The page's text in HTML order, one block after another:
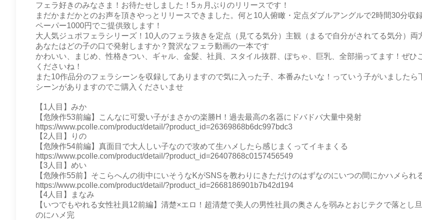
フェラ好きのみなさま！お待たせしました！5ヵ月ぶりのリリースです！
まだかまだかとのお声を頂きやっとリリースできました。何と10人俯瞰・定点ダブルアングルで2時間30分収
ペーパー1000円でご提供致します！
大人気ジュポフェラシリーズ！10人のフェラ抜きを定点（見てる気分）主観（まるで自分がされてる気分）両
あなたはどの子の口で発射しますか？贅沢なフェラ動画の一本です
かわいい、まじめ、性格きつい、ギャル、金髪、社員、スタイル抜群、ぽちゃ、巨乳、全部揃ってます！ぜひ
くださいね！
また10作品分のフェラシーンを収録してありますので気に入った子、本番みたいな！っていう子がいましたら
シーンがありますのでご購入くださいませ
【1人目】みか
【危険作53前編】こんなに可愛い子がまさかの楽勝H！過去最高の名器にドバドバ大量中発射
https://www.pcolle.com/product/detail/?product_id=26369868b6dc997bdc3
【2人目】りの
【危険作54前編】真面目で大人しい子なので攻めて生ハメしたら感じまくってイキまくる
https://www.pcolle.com/product/detail/?product_id=26407868c0157456549
【3人目】めい
【危険作55前】そこらへんの街中にいそうなKがSNSを教わりにきただけのはずなのにいつの間にかハメられ
https://www.pcolle.com/product/detail/?product_id=2668186901b7b42d194
【4人目】まなみ
【いつでもやれる女性社員12前編】清楚×エロ！超清楚で美人の男性社員の奥さんを弱みとおじテクで落とし
のにハメ完